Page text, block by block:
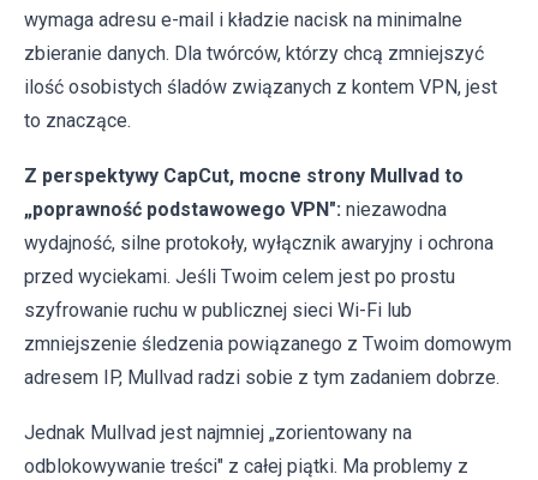
wymaga adresu e-mail i kładzie nacisk na minimalne
zbieranie danych. Dla twórców, którzy chcą zmniejszyć
ilość osobistych śladów związanych z kontem VPN, jest
to znaczące.
Z perspektywy CapCut, mocne strony Mullvad to
„poprawność podstawowego VPN": niezawodna
wydajność, silne protokoły, wyłącznik awaryjny i ochrona
przed wyciekami. Jeśli Twoim celem jest po prostu
szyfrowanie ruchu w publicznej sieci Wi-Fi lub
zmniejszenie śledzenia powiązanego z Twoim domowym
adresem IP, Mullvad radzi sobie z tym zadaniem dobrze.
Jednak Mullvad jest najmniej „zorientowany na
odblokowywanie treści" z całej piątki. Ma problemy z